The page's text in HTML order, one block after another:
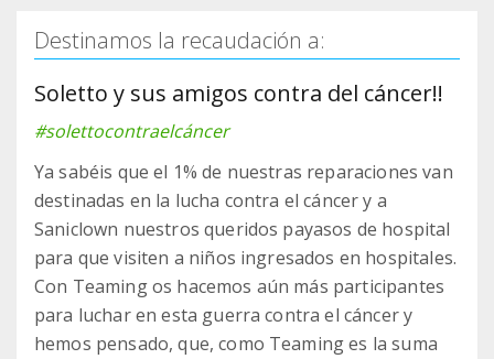
Destinamos la recaudación a:
Soletto y sus amigos contra del cáncer!!
#solettocontraelcáncer
Ya sabéis que el 1% de nuestras reparaciones van
destinadas en la lucha contra el cáncer y a
Saniclown nuestros queridos payasos de hospital
para que visiten a niños ingresados en hospitales.
Con Teaming os hacemos aún más participantes
para luchar en esta guerra contra el cáncer y
hemos pensado, que, como Teaming es la suma